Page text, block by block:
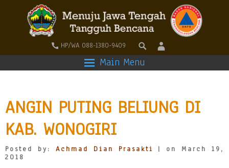
HP/WA 088-1380-9409
Main Menu
ANGIN PUTING BELIUNG DI
KAB. WONOGIRI
Posted by: Achmad Dian Prasakti
| on March 19,
2018